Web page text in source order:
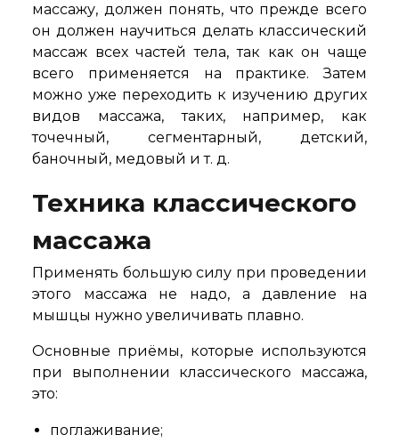
массажу, должен понять, что прежде всего
он должен научиться делать классический
массаж всех частей тела, так как он чаще
всего применяется на практике. Затем
можно уже переходить к изучению других
видов массажа, таких, например, как
точечный, сегментарный, детский,
баночный, медовый и т. д.
Техника классического
массажа
Применять большую силу при проведении
этого массажа не надо, а давление на
мышцы нужно увеличивать плавно.
Основные приёмы, которые используются
при выполнении классического массажа,
это:
поглаживание;